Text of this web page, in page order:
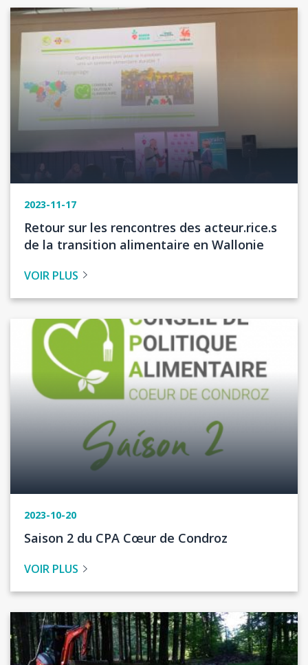
Image
2023-11-17
Titre
de
Retour sur les rencontres des acteur.rice.s
de la transition alimentaire en Wallonie
VOIR PLUS
Image
2023-10-20
Titre
l'actualité
Saison 2 du CPA Cœur de Condroz
VOIR PLUS
Image